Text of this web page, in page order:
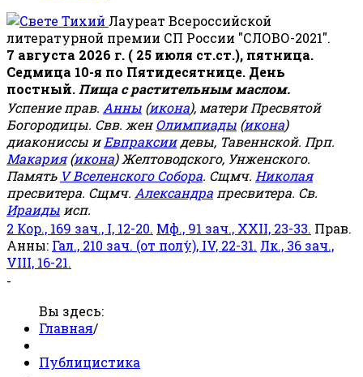
Лауреат Всероссийской
литературной премии СП России "СЛОВО-2021".
7 августа 2026 г. ( 25 июля ст.ст.), пятница.
Седмица 10-я по Пятидесятнице. День
постный. Пища с растительным маслом.
Успение прав. Анны (икона), матери Пресвятой
Богородицы. Свв. женОлимпиады (икона)
диакониссы иЕвпраксиидевы, Тавеннской. Прп.
Макария(икона) Желтоводского, Унженского.
Память V Вселенского Собора. Сщмч. Николая
пресвитера. Сщмч. Александра пресвитера. Св.
Ираиды исп.
2 Кор., 169 зач., I, 12-20. Мф., 91 зач., XXII, 23-33. Прав.
Анны: Гал., 210 зач. (от полу́), IV, 22-31. Лк., 36 зач.,
VIII, 16-21.
-
Вы здесь:
Главная/
Публицистика